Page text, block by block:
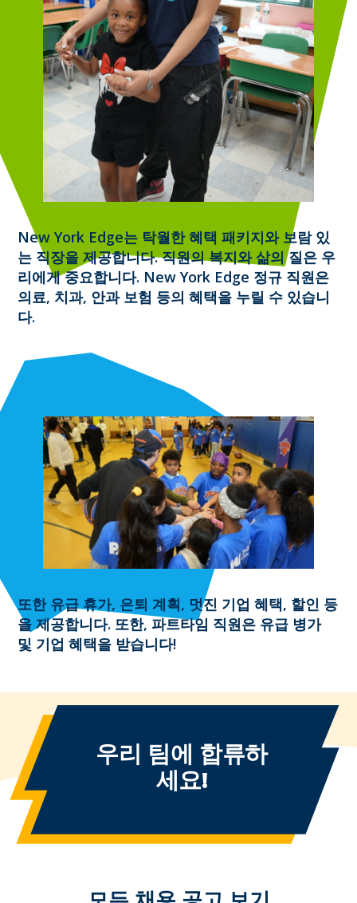
New York Edge는 탁월한 혜택 패키지와 보람 있
는 직장을 제공합니다. 직원의 복지와 삶의 질은 우
리에게 중요합니다. New York Edge 정규 직원은
의료, 치과, 안과 보험 등의 혜택을 누릴 수 있습니
다.
또한 유급 휴가, 은퇴 계획, 멋진 기업 혜택, 할인 등
을 제공합니다. 또한, 파트타임 직원은 유급 병가
및 기업 혜택을 받습니다!
우리 팀에 합류하
세요!